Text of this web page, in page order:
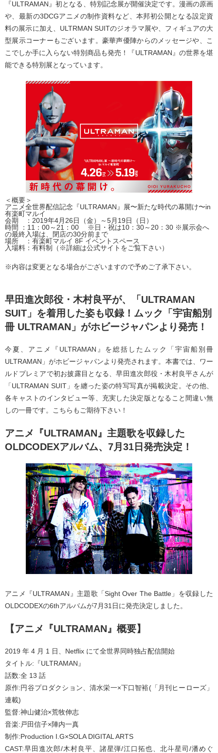
『ULTRAMAN』初となる、特別記念展が開催決定です。漫画の原画
や、最新の3DCGアニメの制作資料など、本邦初公開となる設定資
料の展示に加え、ULTRMAN SUITのジオラマ展や、フィギュアの大
型展示コーナーもございます。豪華声優陣からのメッセージや、こ
こでしか手に入らない特別商品も発売！『ULTRAMAN』の世界を堪
能できる特別展となっています。
＜概要＞
アニメ全世界配信記念『ULTRAMAN』展〜新たな時代の幕開け〜in
有楽町マルイ
会期 ：2019年4月26日（金）～5月19日（日）
時間 ：11：00～21：00 ※日・祝は10：30～20：30 ※展示会へ
の最終入場は、閉店の30分前まで
場所 ：有楽町マルイ 8F イベントスペース
入場料：有料制（※詳細は公式サイトをご覧下さい）
※内容は変更となる場合がございますので予めご了承下さい。
早田進次郎役・木村良平が、「ULTRAMAN
SUIT」を着用した姿も収録！ムック「宇宙船別
冊 ULTRAMAN」がホビージャパンより発売！
今夏、アニメ『ULTRAMAN』を総括したムック「宇宙船別冊
ULTRAMAN」がホビージャパンより発売されます。本書では、ワー
ルドプレミアで初お披露目となる、早田進次郎役・木村良平さんが
「ULTRAMAN SUIT」を纏った姿の特写写真が掲載決定。その他、
各キャストのインタビュー等、充実した決定版となること間違い無
しの一冊です。こちらもご期待下さい！
アニメ『ULTRAMAN』主題歌を収録した
OLDCODEXアルバム、7月31日発売決定！
アニメ『ULTRAMAN』主題歌「Sight Over The Battle」を収録した
OLDCODEXの6thアルバムが7月31日に発売決定しました。
【アニメ『ULTRAMAN』概要】
2019 年 4 月 1 日、Netflix にて全世界同時独占配信開始
タイトル:『ULTRAMAN』
話数:全 13 話
原作:円谷プロダクション、清水栄一×下口智裕(「月刊ヒーローズ」
連載)
監督:神山健治×荒牧伸志
音楽:戸田信子×陣内一真
制作:Production I.G×SOLA DIGITAL ARTS
CAST:早田進次郎/木村良平、諸星弾/江口拓也、北斗星司/潘めぐ